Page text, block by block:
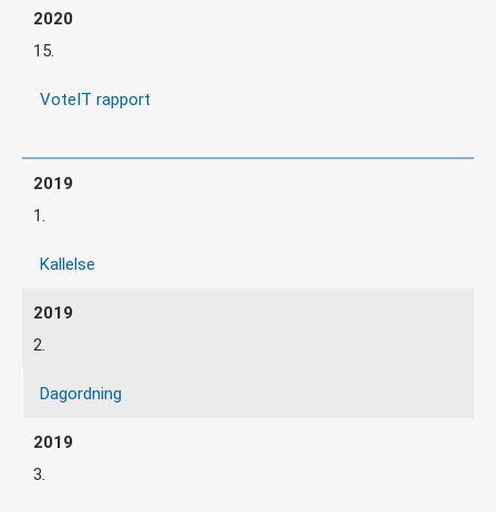
15.
VoteIT rapport
1.
Kallelse
2.
Dagordning
3.